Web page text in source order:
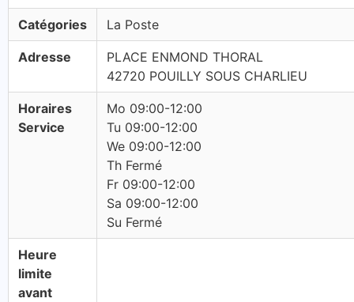
Catégories La Poste
Adresse
PLACE ENMOND THORAL
42720 POUILLY SOUS CHARLIEU
Horaires
Service
Mo 09:00-12:00
Tu 09:00-12:00
We 09:00-12:00
Th Fermé
Fr 09:00-12:00
Sa 09:00-12:00
Su Fermé
Heure
limite
avant